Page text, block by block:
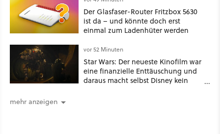
Der Glasfaser-Router Fritzbox 5630
ist da – und könnte doch erst
einmal zum Ladenhüter werden
vor 52 Minuten
Star Wars: Der neueste Kinofilm war
eine finanzielle Enttäuschung und
daraus macht selbst Disney kein
mehr anzeigen